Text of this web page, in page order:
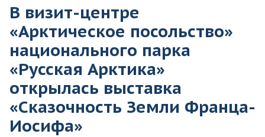
В визит-центре
«Арктическое посольство»
национального парка
«Русская Арктика»
открылась выставка
«Сказочность Земли Франца-
Иосифа»